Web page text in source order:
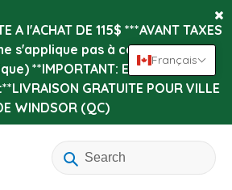
A l'ACHAT DE 115$ ***AVANT TAXES
s'applique pas à certains items
**IMPORTANT: Expédition au
GRATUITE POUR VILLE
WINDSOR (QC)
Français